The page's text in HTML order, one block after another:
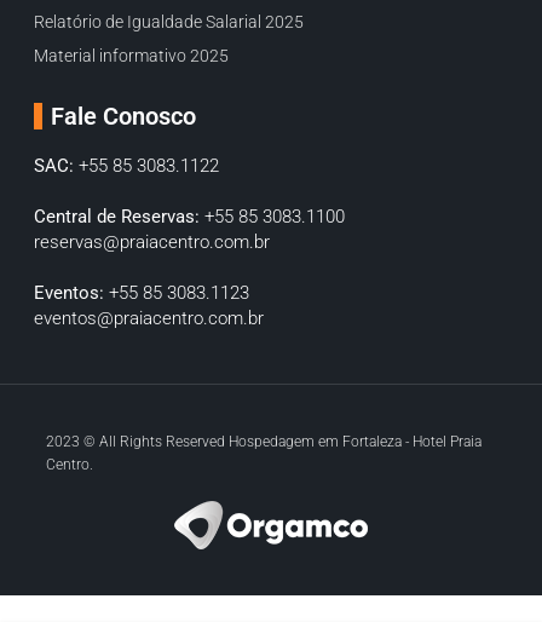
Relatório de Igualdade Salarial 2025
Material informativo 2025
Fale Conosco
SAC: +55 85 3083.1122
Central de Reservas: +55 85 3083.1100
reservas@praiacentro.com.br
Eventos: +55 85 3083.1123
eventos@praiacentro.com.br
2023 © All Rights Reserved Hospedagem em Fortaleza - Hotel Praia
Centro.